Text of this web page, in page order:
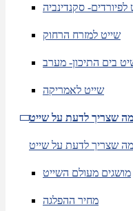
לפיורדים- סקנדינביה
שייט למזרח הרחוק
בים התיכון- מערב
שייט לאמריקה
שצריך לדעת על שייט
שצריך לדעת על שייט
מושגים מעולם השייט
מחיר ההפלגה